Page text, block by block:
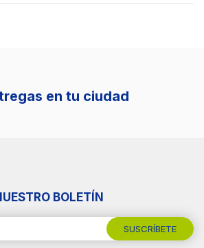
en tu ciudad
BOLETÍN
SUSCRÍBETE